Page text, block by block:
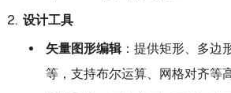
设计工具
矢量图形编辑：提供矩形、多边
等，支持布尔运算、网格对齐等